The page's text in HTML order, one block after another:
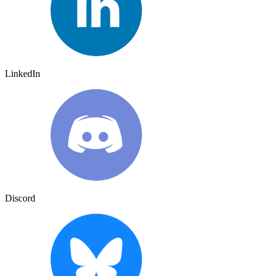
LinkedIn
Discord